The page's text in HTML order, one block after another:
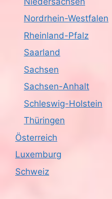
Nordrhein-Westfalen
Rheinland-Pfalz
Saarland
Sachsen
Sachsen-Anhalt
Schleswig-Holstein
Thüringen
Österreich
Luxemburg
Schweiz